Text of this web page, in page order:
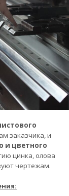
заказчика, и
и цветного
цинка, олова
чертежам.